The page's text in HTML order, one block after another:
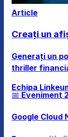
Article
Creați un
Generați un
thriller
Echipa
📅 Eveniment
Google Cloud